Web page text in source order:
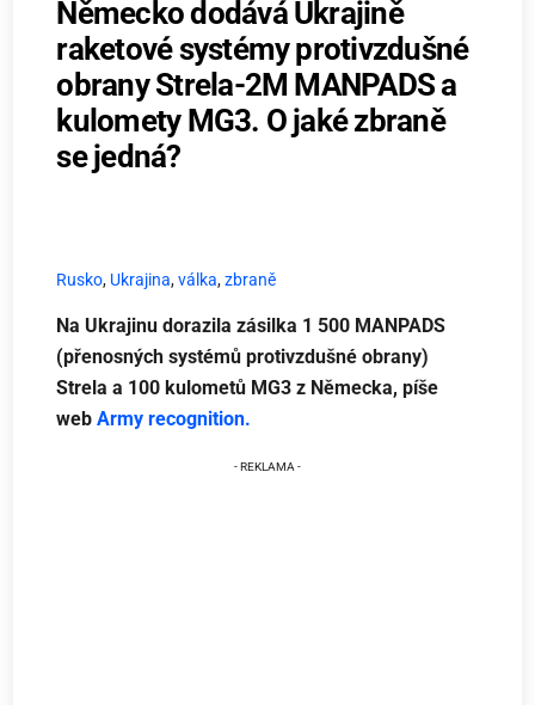
Německo dodává Ukrajině
raketové systémy protivzdušné
obrany Strela-2M MANPADS a
kulomety MG3. O jaké zbraně
se jedná?
Rusko, Ukrajina,válka,zbraně
Na Ukrajinu dorazila zásilka 1 500 MANPADS
(přenosných systémů protivzdušné obrany)
Strela a 100 kulometů MG3 z Německa, píše
webArmy recognition.